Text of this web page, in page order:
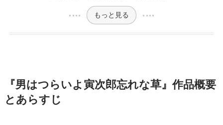
もっと見る
『男はつらいよ寅次郎忘れな草』作品概要
とあらすじ